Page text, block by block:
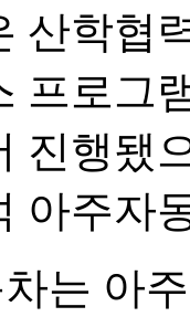
산학협
프로그
진행됐
아주자
는 아